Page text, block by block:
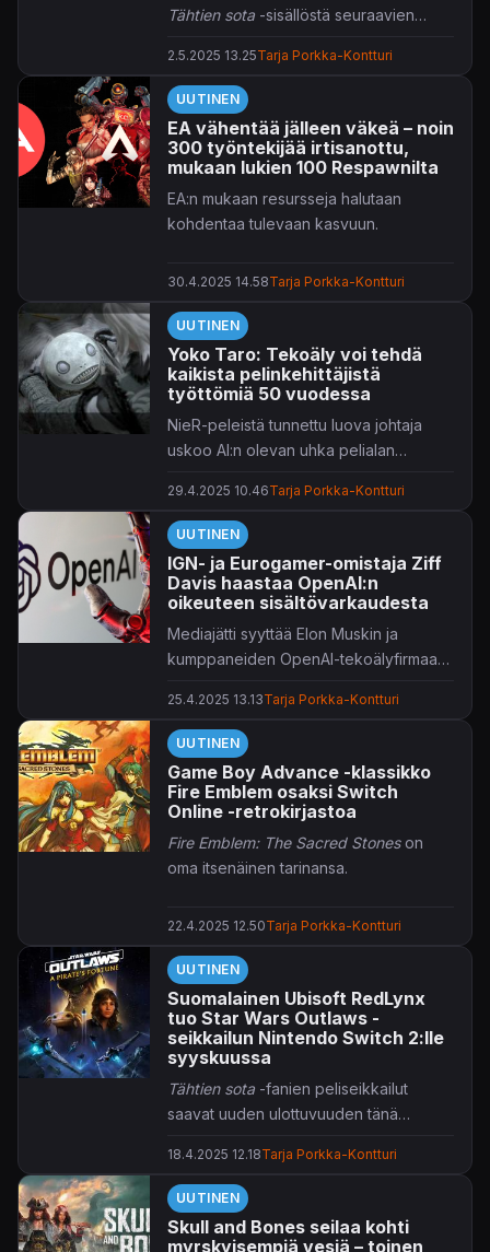
Tähtien sota -sisällöstä seuraavien
2.5.2025 13.25Tarja Porkka-Kontturi
UUTINEN
EA vähentää jälleen väkeä – noin
300 työntekijää irtisanottu,
mukaan lukien 100 Respawnilta
EA:n mukaan resursseja halutaan
kohdentaa tulevaan kasvuun.
30.4.2025 14.58Tarja Porkka-Kontturi
UUTINEN
Yoko Taro: Tekoäly voi tehdä
kaikista pelinkehittäjistä
työttömiä 50 vuodessa
NieR-peleistä tunnettu luova johtaja
uskoo AI:n olevan uhka pelialan
29.4.2025 10.46Tarja Porkka-Kontturi
UUTINEN
IGN- ja Eurogamer-omistaja Ziff
Davis haastaa OpenAI:n
oikeuteen sisältövarkaudesta
Mediajätti syyttää Elon Muskin ja
kumppaneiden OpenAI-tekoälyfirmaa
käytöstä.
25.4.2025 13.13Tarja Porkka-Kontturi
UUTINEN
Game Boy Advance -klassikko
Fire Emblem osaksi Switch
Online -retrokirjastoa
Fire Emblem: The Sacred Stoneson
oma itsenäinen tarinansa.
22.4.2025 12.50Tarja Porkka-Kontturi
UUTINEN
Suomalainen Ubisoft RedLynx
tuo Star Wars Outlaws -
seikkailun Nintendo Switch 2:lle
syyskuussa
Tähtien sota -fanien peliseikkailut
saavat uuden ulottuvuuden tänä
18.4.2025 12.18Tarja Porkka-Kontturi
UUTINEN
Skull and Bones seilaa kohti
myrskyisempiä vesiä – toinen